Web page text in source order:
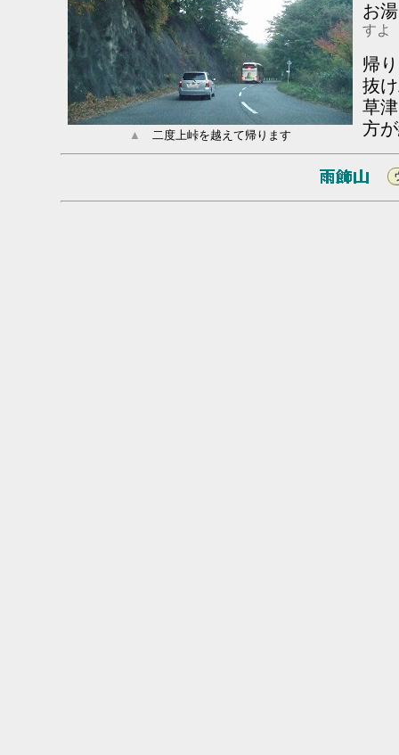
お
すよ
帰
抜
草
方
▲ 二度上峠を越えて帰ります